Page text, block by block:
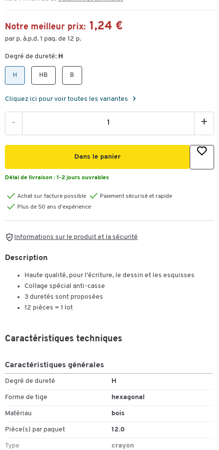
Notre meilleur prix: 1,24 €
par p. à.p.d. 1 paq. de 12 p.
Degré de dureté: H
H HB B
Cliquez ici pour voir toutes les variantes
- +
Dans le panier
Délai de livraison : 1-2 jours ouvrables
Achat sur facture possible
Paiement sécurisé et rapide
Plus de 50 ans d'expérience
Informations sur le produit et la sécurité
Description
Haute qualité, pour l’écriture, le dessin et les esquisses
Collage spécial anti-casse
3 duretés sont proposées
12 pièces = 1 lot
Caractéristiques techniques
Caractéristiques générales
Degré de dureté H
Forme de tige hexagonal
Matériau bois
Pièce(s) par paquet 12.0
Type crayon